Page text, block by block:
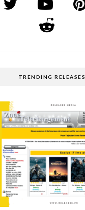
TRENDING RELEASES